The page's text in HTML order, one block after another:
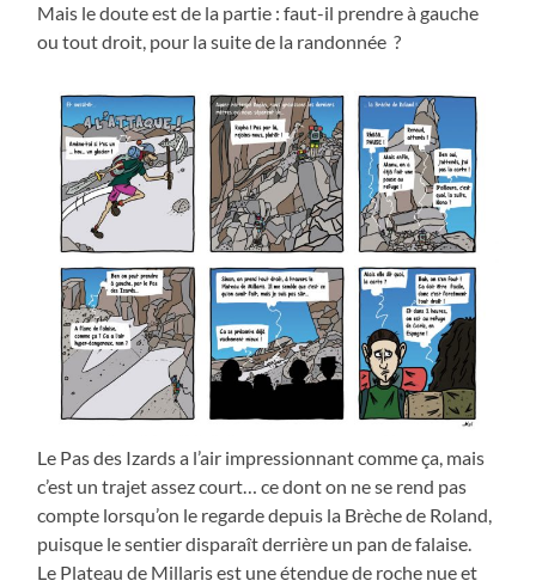
Mais le doute est de la partie : faut-il prendre à gauche
ou tout droit, pour la suite de la randonnée ?
Le Pas des Izards a l’air impressionnant comme ça, mais
c’est un trajet assez court… ce dont on ne se rend pas
compte lorsqu’on le regarde depuis la Brèche de Roland,
puisque le sentier disparaît derrière un pan de falaise.
Le Plateau de Millaris est une étendue de roche nue et